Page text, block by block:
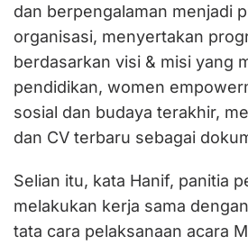
dan berpengalaman menjadi
organisasi, menyertakan
berdasarkan visi & misi yang
pendidikan, women
sosial dan budaya terakhir,
dan CV terbaru sebagai
Selian itu, kata Hanif, panitia
melakukan kerja sama
tata cara pelaksanaan acara